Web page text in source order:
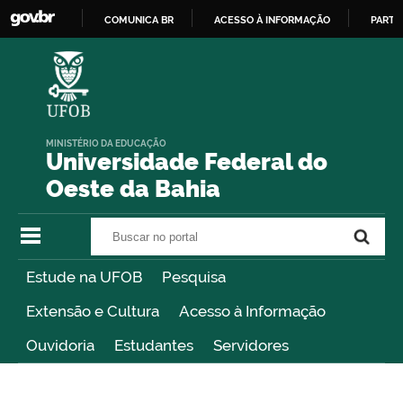
COMUNICA BR ACESSO À INFORMAÇÃO
Universidade Federal do
Oeste da Bahia
MINISTÉRIO DA EDUCAÇÃO
Estude na UFOB
Pesquisa
Extensão e Cultura
Acesso à Informação
Ouvidoria
Estudantes Servidores